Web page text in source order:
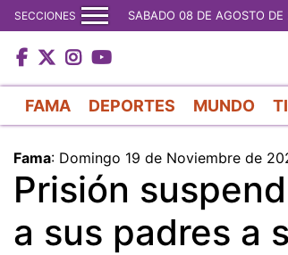
SECCIONES SABADO 08 DE AGOSTO
FAMA DEPORTES MUNDO
Fama: Domingo 19 de Noviembre de
Prisión
a sus padres a